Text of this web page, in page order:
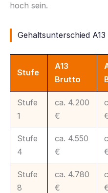
hoch sein.
Gehaltsunterschied A13
Stufe
A13
Brutto
Stufe
1
ca. 4.200
€
Stufe
4
ca. 4.550
€
Stufe
8
ca. 4.780
€